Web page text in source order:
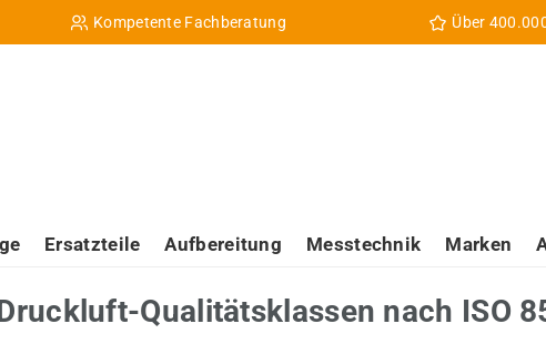
Kompetente Fachberatung Über
Ersatzteile Aufbereitung Messtechnik Marken
Qualitätsklassen nach ISO